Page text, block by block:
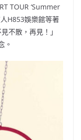
TOUR ‘Summer
H853娛樂館等著
不散，再見！」
。